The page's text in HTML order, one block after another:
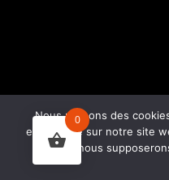
0
Nous utilisons des
expérience sur notre site
site, nous